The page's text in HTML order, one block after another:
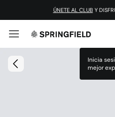
ÚNETE AL CLUB Y
Inicia
mejor